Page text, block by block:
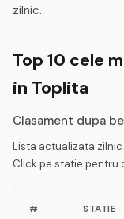
zilnic.
Top 10 cele
in Toplita
Clasament dupa
Lista actualizata zilnic
Click pe statie pentru
# STATIE